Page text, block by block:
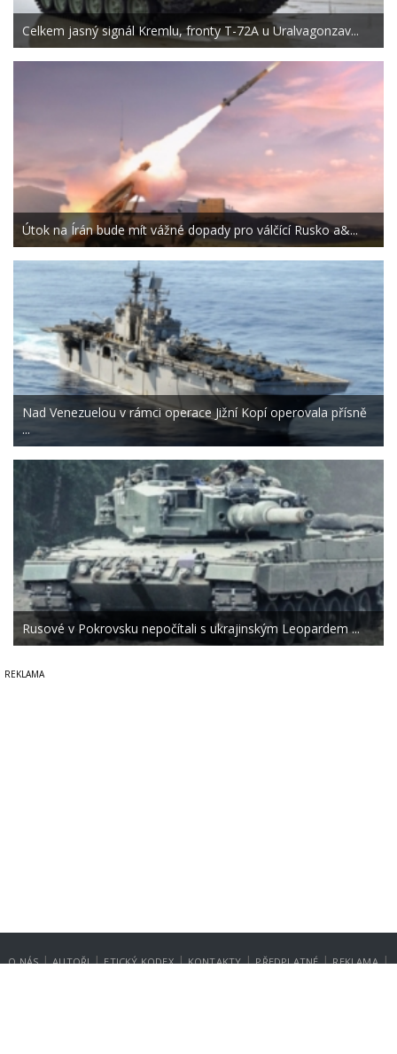
Celkem jasný signál Kremlu, fronty T-72A u Uralvagonzav...
Útok na Írán bude mít vážné dopady pro válčící Rusko a&...
Nad Venezuelou v rámci operace Jižní Kopí operovala přísně
...
Rusové v Pokrovsku nepočítali s ukrajinským Leopardem ...
O NÁS | AUTOŘI | ETICKÝ KODEX | KONTAKTY | PŘEDPLATNÉ | REKLAMA |